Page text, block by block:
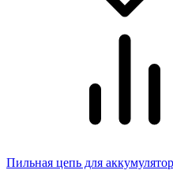
Пильная цепь для